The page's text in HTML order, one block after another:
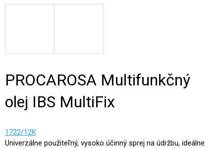
PROCAROSA Multifunkčný
olej IBS MultiFix
1722/12K
Univerzálne použiteľný, vysoko účinný sprej na údržbu, ideálne